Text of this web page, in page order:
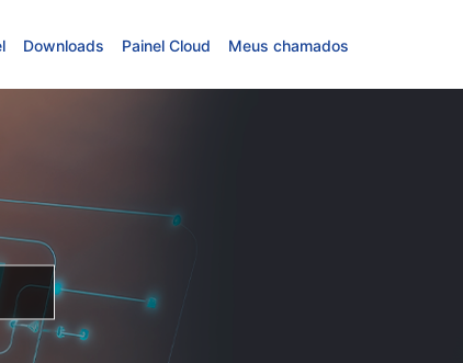
Downloads Painel Cloud Meus chamados